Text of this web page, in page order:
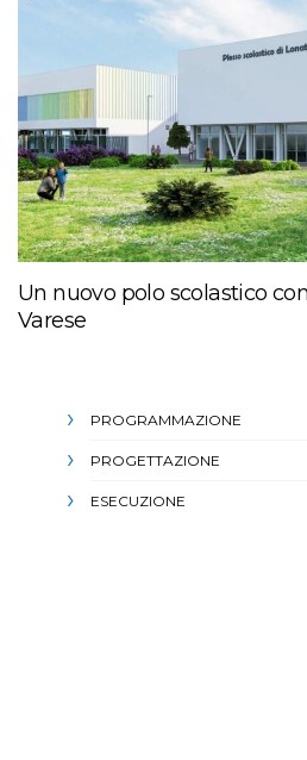
Un nuovo polo scolastico
Varese
PROGRAMMAZIONE
PROGETTAZIONE
ESECUZIONE